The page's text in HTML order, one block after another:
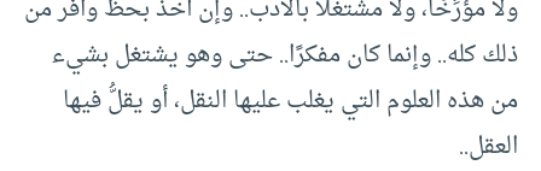
ولا مؤرِّخًا، ولا مشتغلاً بالأدب.. وإن أخذ بحظ وافر من
ذلك كله.. وإنما كان مفكرًا.. حتى وهو يشتغل بشيء
من هذه العلوم التي يغلب عليها النقل، أو يقلُّ فيها
العقل..